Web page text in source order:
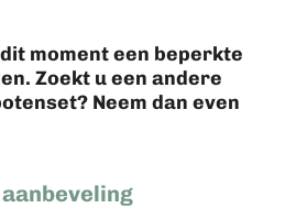
moment een beperkte
. Zoekt u een andere
Neem dan even
aanbeveling